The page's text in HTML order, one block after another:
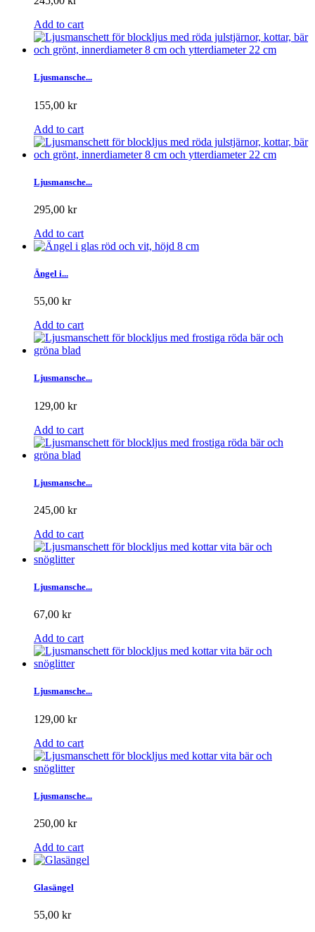
Add to cart
Ljusmansche...
155,00 kr
Add to cart
Ljusmansche...
295,00 kr
Add to cart
Ängel i...
55,00 kr
Add to cart
Ljusmansche...
129,00 kr
Add to cart
Ljusmansche...
245,00 kr
Add to cart
Ljusmansche...
67,00 kr
Add to cart
Ljusmansche...
129,00 kr
Add to cart
Ljusmansche...
250,00 kr
Add to cart
Glasängel
55,00 kr